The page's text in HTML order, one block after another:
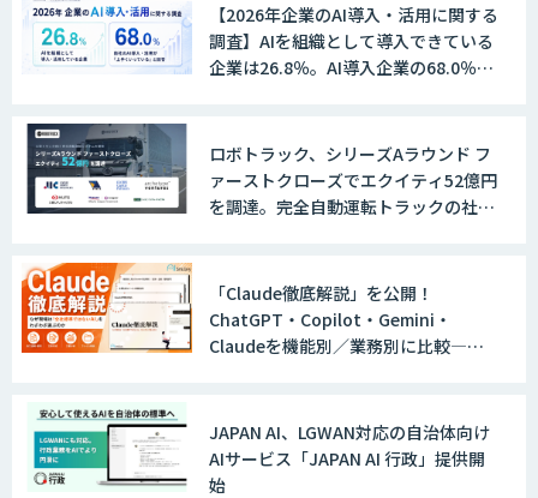
AI・DXコンサルティング伴走支援サービ
ス
FUNNELシリーズ
AI受託開発（データ分析・画像認識）
【2026年企業のAI導入・活用に関する
調査】AIを組織として導入できている
企業は26.8％。AI導入企業の68.0％
ロボトラック、シリーズAラウンド フ
ァーストクローズでエクイティ52億円
を調達。完全自動運転トラックの社会
「Claude徹底解説」を公開！
ChatGPT・Copilot・Gemini・
Claudeを機能別／業務別に比較―自
JAPAN AI、LGWAN対応の自治体向け
AIサービス「JAPAN AI 行政」提供開
始